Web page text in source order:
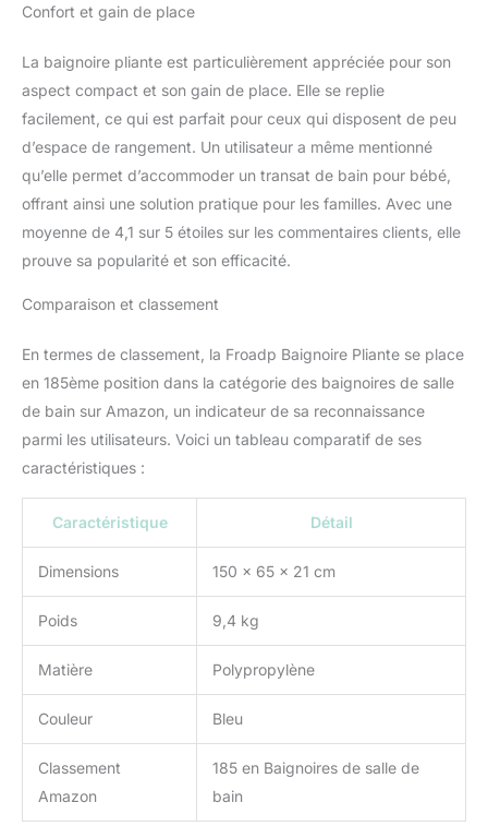
pouvez profiter
pleinement de votre salle
de bain. Baignoire pliante
autoportante : design
installation facile.
Lorsqu'elle est
complètement ouverte, la
baignoire mesure 60 cm
fois pliée, la baignoire
21 cm de haut et se
range et se transporte
facilement sous un
peut être utilisée par les
adultes et les enfants.
Elle peut non seulement
être utilisée dans la salle
de bain comme
baignoire, mais aussi
comme bassin pour
enfants en plein air en
été ou comme mini-
pour un large éventail de
scénarios, tels que Par
exemple : salle de bain,
Confort et gain de place
La baignoire pliante est particulièrement appréciée pour son
aspect compact et son gain de place. Elle se replie
facilement, ce qui est parfait pour ceux qui disposent de peu
d’espace de rangement. Un utilisateur a même mentionné
qu’elle permet d’accommoder un transat de bain pour bébé,
offrant ainsi une solution pratique pour les familles. Avec une
moyenne de 4,1 sur 5 étoiles sur les commentaires clients, elle
prouve sa popularité et son efficacité.
Comparaison et classement
En termes de classement, la Froadp Baignoire Pliante se place
en 185ème position dans la catégorie des baignoires de salle
de bain sur Amazon, un indicateur de sa reconnaissance
parmi les utilisateurs. Voici un tableau comparatif de ses
caractéristiques :
Caractéristique Détail
Dimensions 150 x 65 x 21 cm
Poids 9,4 kg
Matière Polypropylène
Couleur Bleu
Classement
Amazon
185 en Baignoires de salle de
bain